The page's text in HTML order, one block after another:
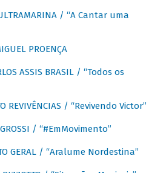
/ “A Cantar uma
PROENÇA
ASSIS BRASIL / “Todos os
REVIVÊNCIAS / “Revivendo Victor”
/ “#EmMovimento”
GERAL / “Aralume Nordestina”